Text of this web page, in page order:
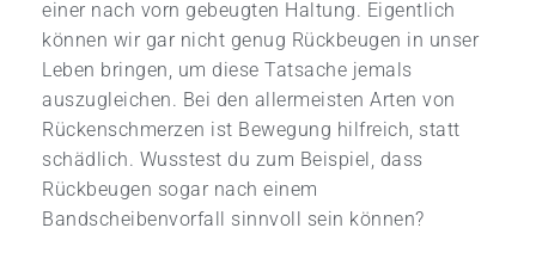
einer nach vorn gebeugten Haltung. Eigentlich
können wir gar nicht genug Rückbeugen in unser
Leben bringen, um diese Tatsache jemals
auszugleichen. Bei den allermeisten Arten von
Rückenschmerzen ist Bewegung hilfreich, statt
schädlich. Wusstest du zum Beispiel, dass
Rückbeugen sogar nach einem
Bandscheibenvorfall sinnvoll sein können?